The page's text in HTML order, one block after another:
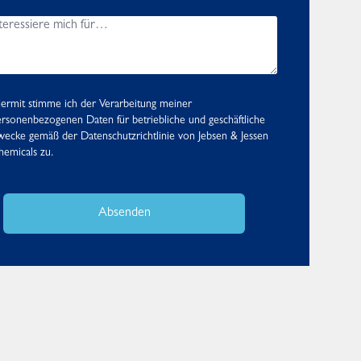
stimme ich der Verarbeitung meiner
Daten für betriebliche und geschäftliche
gemäß der Datenschutzrichtlinie von Jebsen & Jessen
zu.
Absenden